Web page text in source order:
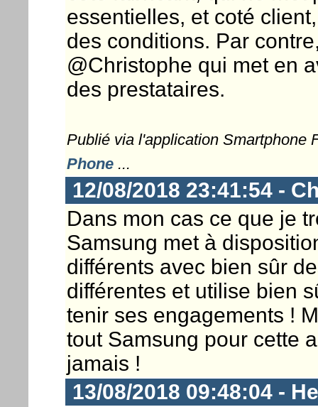
essentielles, et coté
des conditions. Par
@Christophe qui met en
des prestataires.
Publié via l'application Smartphone
Phone...
12/08/2018 23:41:54 -
Dans mon cas ce que je
Samsung met à
différents avec bien sûr
différentes et utilise bien
tenir ses engagements !
tout Samsung pour cette
jamais !
13/08/2018 09:48:04 -